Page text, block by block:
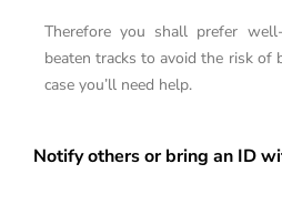
Therefore you shall prefer
beaten tracks to avoid the risk of
case you’ll need help.
Notify others or bring an ID